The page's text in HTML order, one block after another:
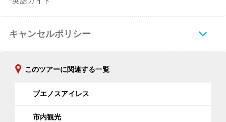
キャンセルポリシー
このツアーに関連する一覧
ブエノスアイレス
市内観光